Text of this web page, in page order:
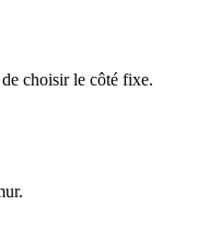
choisir le côté fixe.